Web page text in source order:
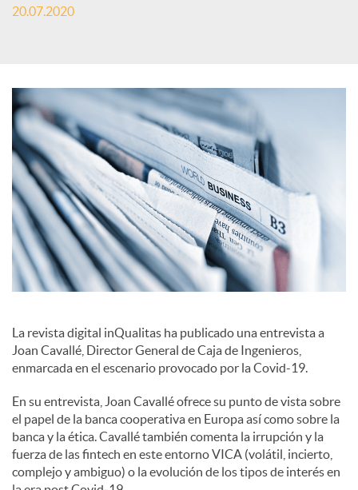
d
o
r
d
e
c
o
n
20.07.2020
La revista digital inQualitas ha publicado una entrevista a
Joan Cavallé, Director General de Caja de Ingenieros,
enmarcada en el escenario provocado por la Covid-19.
En su entrevista, Joan Cavallé ofrece su punto de vista sobre
el papel de la banca cooperativa en Europa así como sobre la
banca y la ética. Cavallé también comenta la irrupción y la
fuerza de las fintech en este entorno VICA (volátil, incierto,
complejo y ambiguo) o la evolución de los tipos de interés en